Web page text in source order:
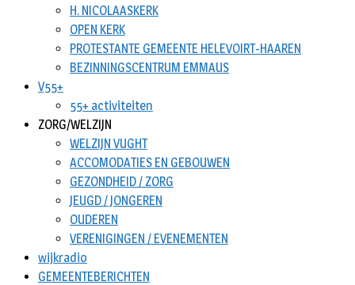
H. NICOLAASKERK
OPEN KERK
PROTESTANTE GEMEENTE HELEVOIRT-HAAREN
BEZINNINGSCENTRUM EMMAUS
V55+
55+ activiteiten
ZORG/WELZIJN
WELZIJN VUGHT
ACCOMODATIES EN GEBOUWEN
GEZONDHEID / ZORG
JEUGD / JONGEREN
OUDEREN
VERENIGINGEN / EVENEMENTEN
wijkradio
GEMEENTEBERICHTEN